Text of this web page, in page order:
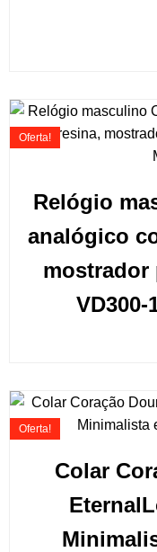
Relógio
analógico
mostrador
VD300-
Oferta!
Colar
Oferta!